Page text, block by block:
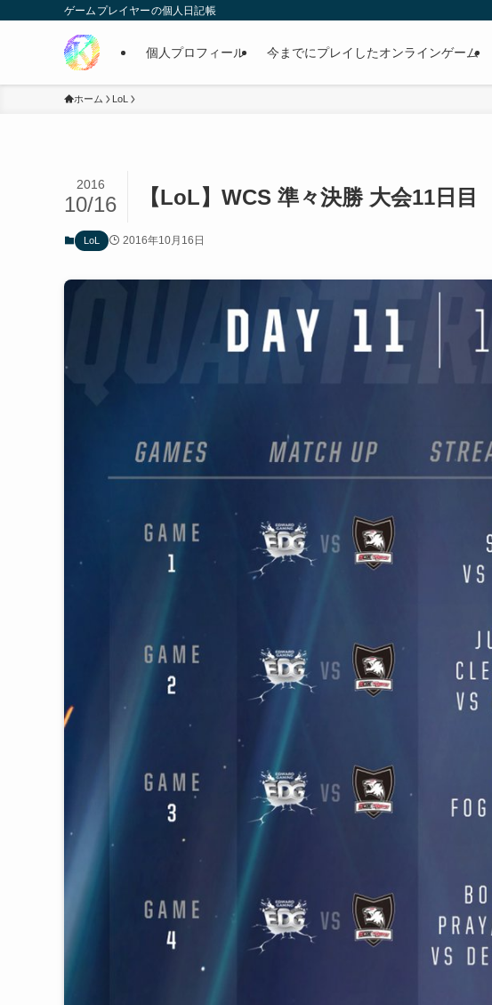
ゲームプレイヤーの個人日記帳
個人プロフィール 今までにプレイしたオンラインゲーム
ホーム LoL
【LoL】WCS 準々決勝 大会11日目
2016
10/16
LoL 2016年10月16日